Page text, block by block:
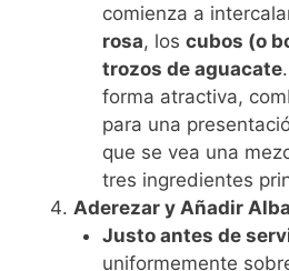
comienza a
rosa, los cubos (o
trozos de aguacate
forma atractiva,
para una
que se vea una
tres ingredientes
Aderezar y Añadir
Justo antes de
uniformemente